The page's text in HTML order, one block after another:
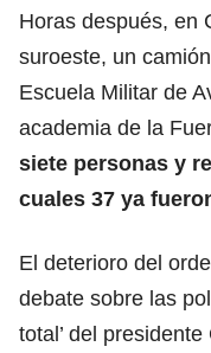
Horas después, en
suroeste, un
Escuela Militar de
academia de la
siete personas y
cuales 37 ya
El deterioro del
debate sobre las
total’ del